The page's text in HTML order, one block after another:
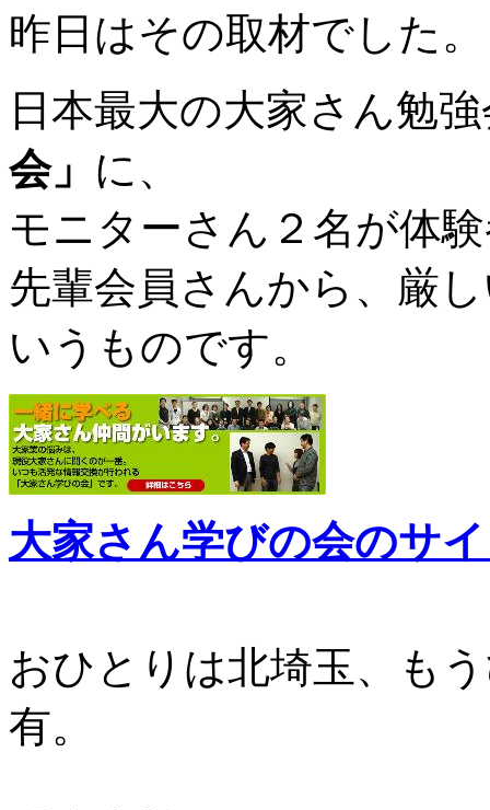
昨日はその取材でした。
日本最大の大家さん勉
会」 に、
モニターさん２名が体
先輩会員さんから、厳
いうものです。
大家さん学びの会のサ
おひとりは北埼玉、も
有。